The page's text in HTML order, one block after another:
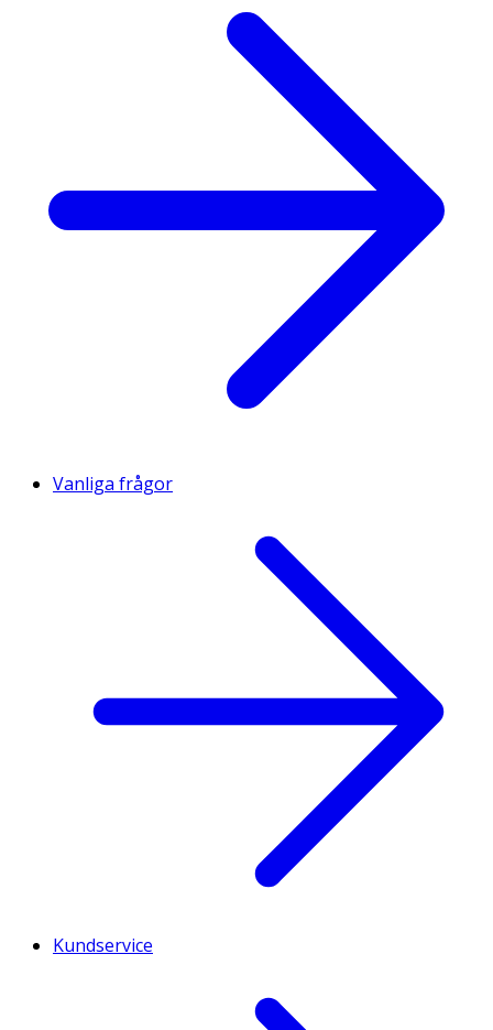
Chiafrön (Salvia hispanica).
Vanliga frågor
Kundservice